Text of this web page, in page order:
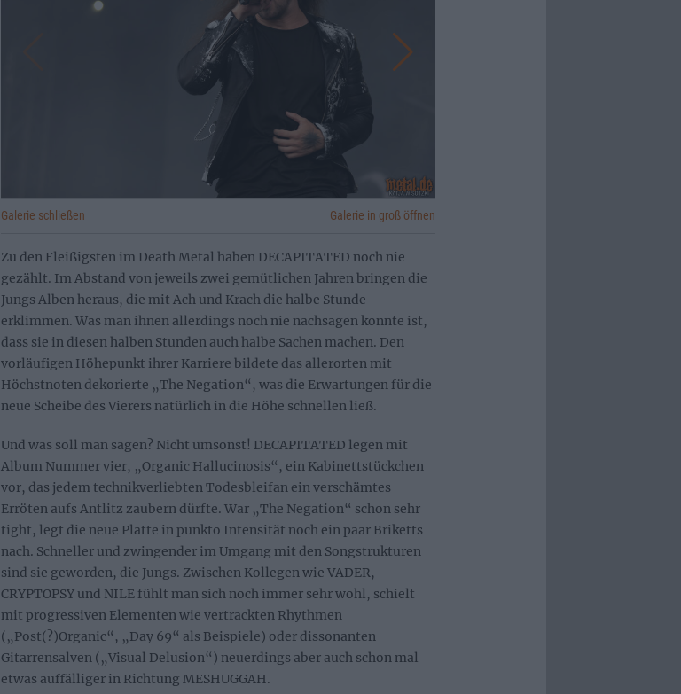
Galerie schließen Galerie in groß öffnen
Zu den Fleißigsten im Death Metal haben DECAPITATED noch nie
gezählt. Im Abstand von jeweils zwei gemütlichen Jahren bringen die
Jungs Alben heraus, die mit Ach und Krach die halbe Stunde
erklimmen. Was man ihnen allerdings noch nie nachsagen konnte ist,
dass sie in diesen halben Stunden auch halbe Sachen machen. Den
vorläufigen Höhepunkt ihrer Karriere bildete das allerorten mit
Höchstnoten dekorierte „The Negation“, was die Erwartungen für die
neue Scheibe des Vierers natürlich in die Höhe schnellen ließ.
Und was soll man sagen? Nicht umsonst! DECAPITATED legen mit
Album Nummer vier, „Organic Hallucinosis“, ein Kabinettstückchen
vor, das jedem technikverliebten Todesbleifan ein verschämtes
Erröten aufs Antlitz zaubern dürfte. War „The Negation“ schon sehr
tight, legt die neue Platte in punkto Intensität noch ein paar Briketts
nach. Schneller und zwingender im Umgang mit den Songstrukturen
sind sie geworden, die Jungs. Zwischen Kollegen wie VADER,
CRYPTOPSY und NILE fühlt man sich noch immer sehr wohl, schielt
mit progressiven Elementen wie vertrackten Rhythmen
(„Post(?)Organic“, „Day 69“ als Beispiele) oder dissonanten
Gitarrensalven („Visual Delusion“) neuerdings aber auch schon mal
etwas auffälliger in Richtung MESHUGGAH.